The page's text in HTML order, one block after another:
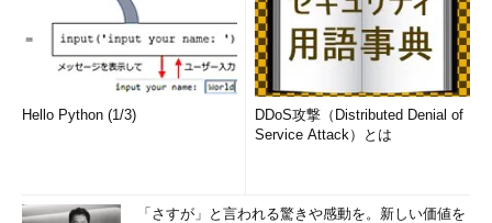
Hello Python (1/3)
DDoS攻撃（Distributed Denial of
Service Attack）とは
「さすが」と言われる驚きや感動を。新しい価値を